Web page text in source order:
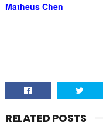
Matheus Chen
RELATED POSTS